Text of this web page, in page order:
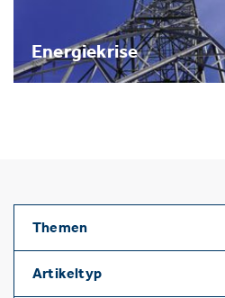
Energiekrise
Themen
Artikeltyp